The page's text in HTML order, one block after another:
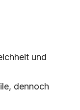
und
dennoch